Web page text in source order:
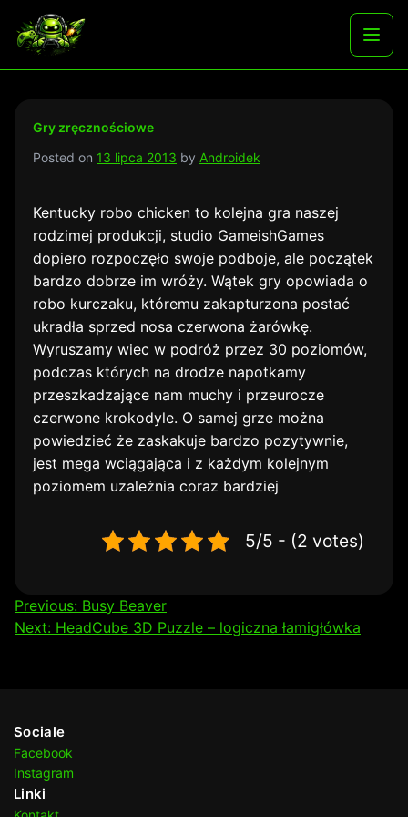
content
Najlepsze darmowe gry i aplikacje na androida
menu
Gry zręcznościowe
Posted on 13 lipca 2013 by Androidek
Kentucky robo chicken to kolejna gra naszej
rodzimej produkcji, studio GameishGames
dopiero rozpoczęło swoje podboje, ale początek
bardzo dobrze im wróży. Wątek gry opowiada o
robo kurczaku, któremu zakapturzona postać
ukradła sprzed nosa czerwona żarówkę.
Wyruszamy wiec w podróż przez 30 poziomów,
podczas których na drodze napotkamy
przeszkadzające nam muchy i przeurocze
czerwone krokodyle. O samej grze można
powiedzieć że zaskakuje bardzo pozytywnie,
jest mega wciągająca i z każdym kolejnym
poziomem uzależnia coraz bardziej
5/5 - (2 votes)
Nawigacja
wpisu
Previous: Busy Beaver
Next: HeadCube 3D Puzzle – logiczna łamigłówka
Sociale
Facebook
Instagram
Linki